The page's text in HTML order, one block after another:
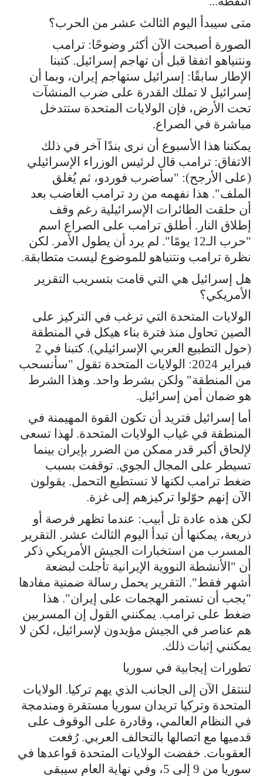
متى سيبدأ اليوم الثالث عشر من الحرب؟
الصورة أصبحت الآن أكثر وضوحًا: ترامب
ونتنياهو اتفقا قبل أن تهاجم إسرائيل. كتبنا
الإطار سابقًا: إسرائيل ستهاجم إيران، وبما أن
إسرائيل لا تملك القدرة على ضرب المنشآت
تحت الأرض، فإن الولايات المتحدة ستتدخل
مباشرة في الصراع.
يمكننا هذا الأسبوع أن نرى بندًا آخر في ذلك
الاتفاق: ترامب قال لرئيس الوزراء الإسرائيلي
(على الأرجح): "سأضرب فوردو، ثم يُغلق
الملف". هذا نفهمه من رد ترامب الغاضب بعد
أن حلقت الطائرات الإسرائيلية رغم وقف
إطلاق النار. أطلق ترامب على الصراع اسم
"حرب الـ12 يومًا". لم يرد أن يطول الأمر. لكن
نظرة ترامب ونتنياهو للموضوع ليست متطابقة.
هل إسرائيل هي التي قامت بتسريب التقرير
الأمريكي؟
الولايات المتحدة التي ترغب في التركيز على
الصين تحاول منذ فترة بناء هيكل في المنطقة
(حول التطبيع العربي الإسرائيلي). كتبنا في 2
فبراير 2024: الولايات المتحدة تقول "سأنسحب
من المنطقة" ولكن بشرط واحد. وهذا الشرط
هو ضمان أمن إسرائيل.
أما إسرائيل فتريد أن تكون القوة المهيمنة في
المنطقة في غياب الولايات المتحدة. لهذا تسعى
لإلحاق أكبر قدر ممكن من الضرر بإيران بينما
تسيطر على المجال الجوي. توقفت بسبب
ضغط ترامب لكنها لا تستطيع التحمل. يقولون
الآن إنهم حوّلوا تركيزهم إلى غزة.
لكن هذه عادة تل أبيب: عندما تظهر فرصة أو
ذريعة، يمكنها أن تبدأ اليوم الثالث عشر. التقرير
المسرب من استخبارات الجيش الأمريكي ذكر
أن "الأنشطة النووية الإيرانية تأجلت لبضعة
أشهر فقط". التقرير يحمل رسالة ضمنية مفادها
"يجب أن تستمر الهجمات على إيران". هذا
ضغط على ترامب. يمكنني القول إن المسربين
هم عناصر في الجيش مؤيدون لإسرائيل، لكن لا
يمكنني إثبات ذلك.
تطورات إيجابية في سوريا
لننتقل الآن إلى الجانب الذي يهم تركيا. الولايات
المتحدة وتركيا تريدان سوريا مستقرة ومندمجة
في النظام العالمي، وقادرة على الوقوف على
قدميها مع اتصالها بالتحالف العربي. رُفعت
العقوبات. خفضت الولايات المتحدة قواعدها في
سوريا من 9 إلى 5، وفي نهاية العام سيبقى